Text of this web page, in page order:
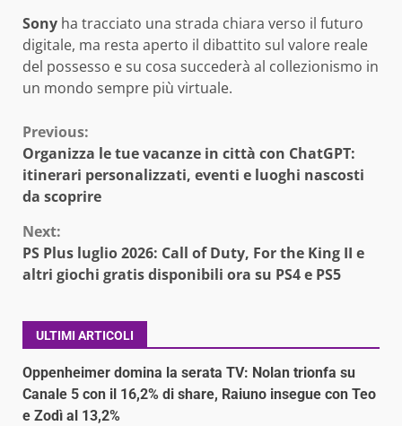
Sony ha tracciato una strada chiara verso il futuro
digitale, ma resta aperto il dibattito sul valore reale
del possesso e su cosa succederà al collezionismo in
un mondo sempre più virtuale.
Continue
Reading
Previous:
Organizza le tue vacanze in città con ChatGPT:
itinerari personalizzati, eventi e luoghi nascosti
da scoprire
Next:
PS Plus luglio 2026: Call of Duty, For the King II e
altri giochi gratis disponibili ora su PS4 e PS5
ULTIMI ARTICOLI
Oppenheimer domina la serata TV: Nolan trionfa su
Canale 5 con il 16,2% di share, Raiuno insegue con Teo
e Zodì al 13,2%